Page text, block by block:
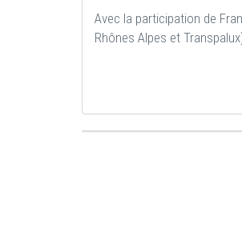
Avec la participation de
Rhônes Alpes et